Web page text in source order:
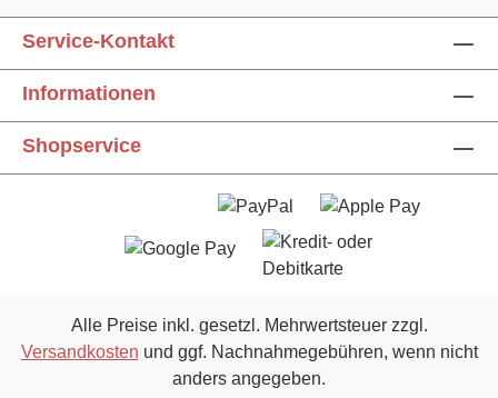
Service-Kontakt
Informationen
Shopservice
Alle Preise inkl. gesetzl. Mehrwertsteuer zzgl.
Versandkosten und ggf. Nachnahmegebühren, wenn nicht
anders angegeben.
Text vergrößern
Animationen stoppen Überschriften hervorheben